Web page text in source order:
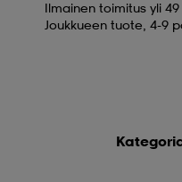
Ilmainen toimitus yli
Joukkueen tuote, 4-9